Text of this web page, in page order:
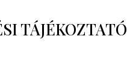
TÁJÉKOZTATÓ